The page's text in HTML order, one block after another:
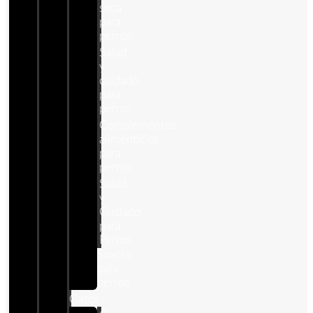
seca
para
perros
Salud
y
cuidado
para
perros
Complementos
alimenticios
para
perros
Salud
y
Cuidado
para
Perros
Gatos